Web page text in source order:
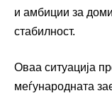
и амбиции за
стабилност.
Оваа ситуација
меѓународната